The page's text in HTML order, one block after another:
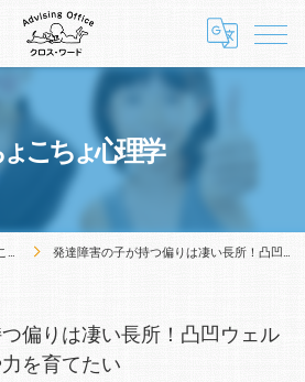
こちょ心理学
発達障害の子が持つ偏りは凄い長所！凸凹ウェルカム！向学意欲や力を育てたい
偏りは凄い長所！凸凹ウェル
を育てたい